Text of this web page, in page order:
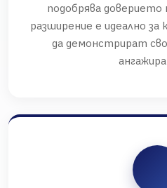
подобрява доверието
разширение е идеално
да демонстрират